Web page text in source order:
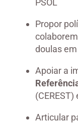
PSOL
Propor
doulas
Apoiar a
Articular